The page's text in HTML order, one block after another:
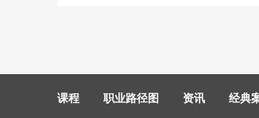
课程 职业路径图 资讯 经典